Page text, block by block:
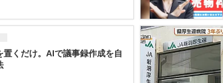
置くだけ。AIで議事録作成を自